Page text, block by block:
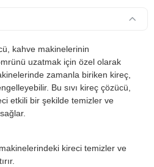
kahve makinelerinin
uzatmak için özel olarak
zamanla biriken kireç,
Bu sıvı kireç çözücü,
etkili bir şekilde temizler ve
kireci temizler ve